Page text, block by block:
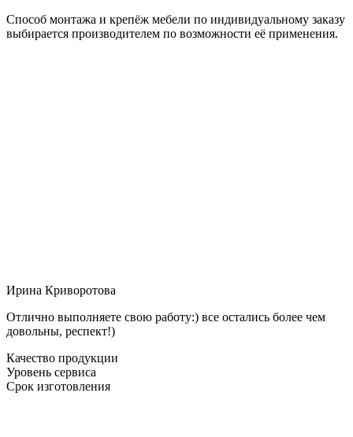
Способ монтажа и крепёж мебели по индивидуальному заказу
выбирается производителем по возможности её применения.
Ирина Криворотова
Отлично выполняете свою работу:) все остались более чем
довольны, респект!)
Качество продукции
Уровень сервиса
Срок изготовления